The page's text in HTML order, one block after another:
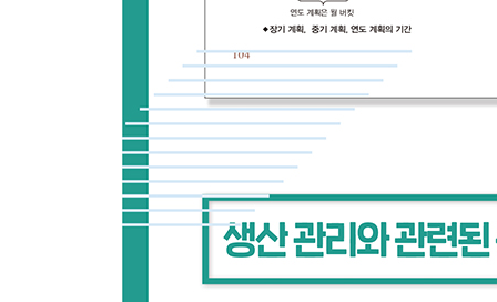
8-12 생산관리시스템 도입 성공의 관점 ②
8-13 생산관리시스템 도입 성공의 관점 ③
8-14 생산관리시스템 도입 성공의 관점 ④
8-15 생산관리시스템 도입 성공의 관점 ⑤
맺음말
찾아보기